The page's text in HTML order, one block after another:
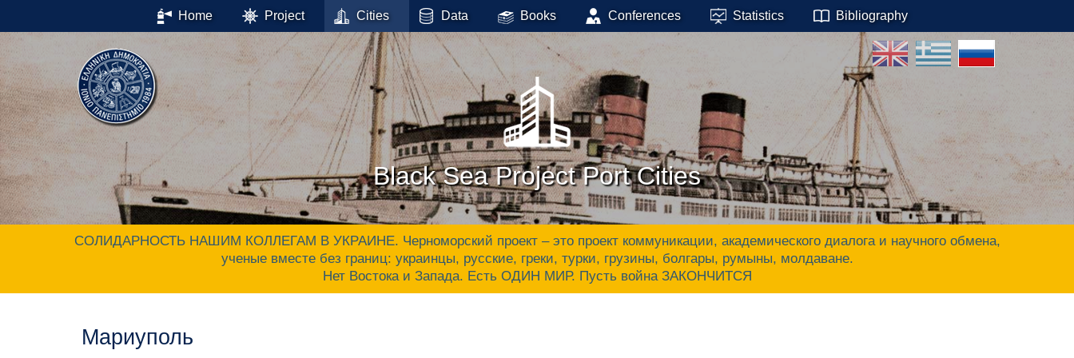
Home Project Cities Data Books Conferences Statistics Bibliography
Black Sea Project Port Cities
СОЛИДАРНОСТЬ НАШИМ КОЛЛЕГАМ В УКРАИНЕ. Черноморский проект – это проект коммуникации, академического диалога и научного обмена,
ученые вместе без границ: украинцы, русские, греки, турки, грузины, болгары, румыны, молдаване.
Нет Востока и Запада. Есть ОДИН МИР. Пусть война ЗАКОНЧИТСЯ
Мариуполь